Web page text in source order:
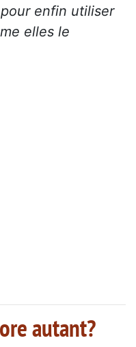
enfin utiliser
elles le
autant?